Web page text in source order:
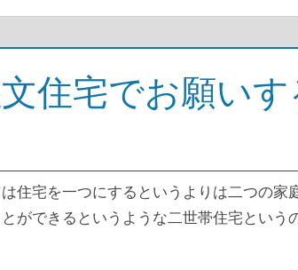
住宅でお願いす
住宅を一つにするというよりは二つの家
ができるというような二世帯住宅という